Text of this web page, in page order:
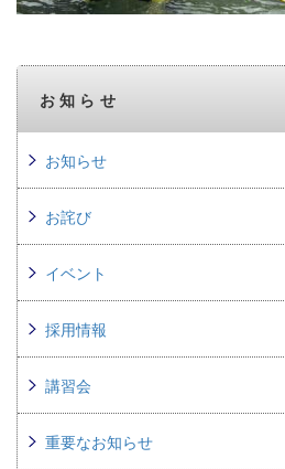
お知らせ
お知らせ
お詫び
イベント
採用情報
講習会
重要なお知らせ